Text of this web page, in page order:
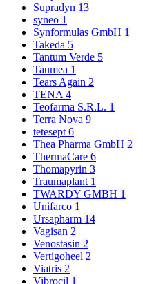
Supradyn 13
syneo 1
Synformulas GmbH 1
Takeda 5
Tantum Verde 5
Taumea 1
Tears Again 2
TENA 4
Teofarma S.R.L. 1
Terra Nova 9
tetesept 6
Thea Pharma GmbH 2
ThermaCare 6
Thomapyrin 3
Traumaplant 1
TWARDY GMBH 1
Unifarco 1
Ursapharm 14
Vagisan 2
Venostasin 2
Vertigoheel 2
Viatris 2
Vibrocil 1